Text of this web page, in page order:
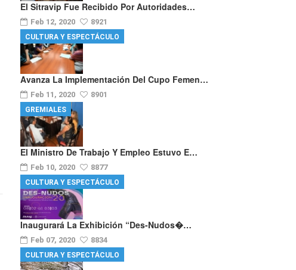
El Sitravip Fue Recibido Por Autoridades…
Feb 12, 2020 8921
Avanza La Implementación Del Cupo Femen…
Feb 11, 2020 8901
CULTURA Y ESPECTÁCULO
El Ministro De Trabajo Y Empleo Estuvo E…
Feb 10, 2020 8877
GREMIALES
Inaugurará La Exhibición “Des-Nudos�…
Feb 07, 2020 8834
CULTURA Y ESPECTÁCULO
CULTURA Y ESPECTÁCULO